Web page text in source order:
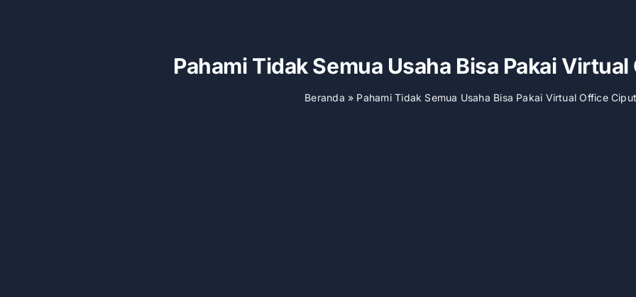
Pahami Tidak Semua Usaha Bisa Pakai
Beranda » Pahami Tidak Semua Usaha Bisa Pakai Virtual Office